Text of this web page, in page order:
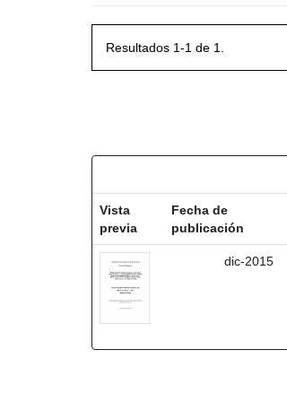
Resultados 1-1 de 1.
Vista
previa
Fecha de
publicación
dic-2015